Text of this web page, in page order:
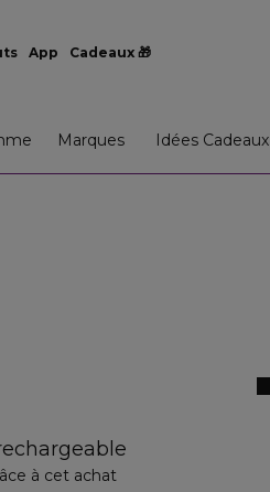
App Cadeaux 🎁
Marques Idées Cadeaux
à cet achat